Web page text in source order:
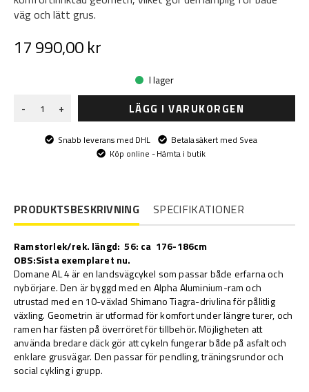
väg och lätt grus.
17 990,00 kr
I lager
-
+ LÄGG I VARUKORGEN
Snabb leverans med DHL
Betala säkert med Svea
Köp online - Hämta i butik
PRODUKTSBESKRIVNING SPECIFIKATIONER
Ramstorlek/rek. längd: 56: ca 176-186cm
OBS:Sista exemplaret nu.
Domane AL 4 är en landsvägcykel som passar både erfarna och
nybörjare. Den är byggd med en Alpha Aluminium-ram och
utrustad med en 10-växlad Shimano Tiagra-drivlina för pålitlig
växling. Geometrin är utformad för komfort under längre turer, och
ramen har fästen på överröret för tillbehör. Möjligheten att
använda bredare däck gör att cykeln fungerar både på asfalt och
enklare grusvägar. Den passar för pendling, träningsrundor och
social cykling i grupp.